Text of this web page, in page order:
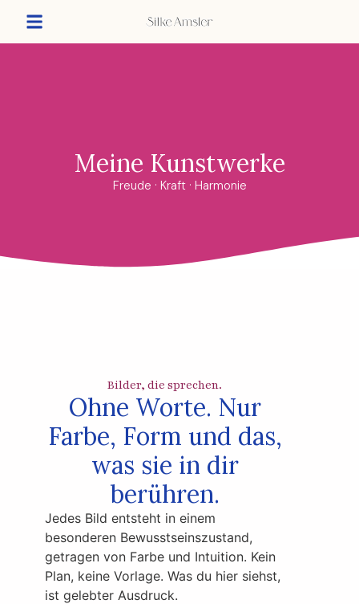
Meine Kunstwerke
Freude · Kraft · Harmonie
Bilder, die sprechen.
Ohne Worte. Nur
Farbe, Form und das,
was sie in dir
berühren.
Jedes Bild entsteht in einem
besonderen Bewusstseinszustand,
getragen von Farbe und Intuition. Kein
Plan, keine Vorlage. Was du hier siehst,
ist gelebter Ausdruck.